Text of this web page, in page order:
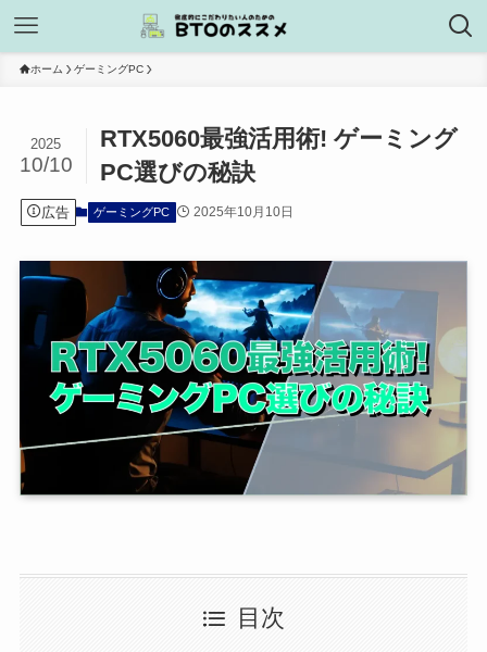
ホーム ゲーミングPC
RTX5060最強活用術! ゲーミング
PC選びの秘訣
2025
10/10
広告 ゲーミングPC 2025年10月10日
目次